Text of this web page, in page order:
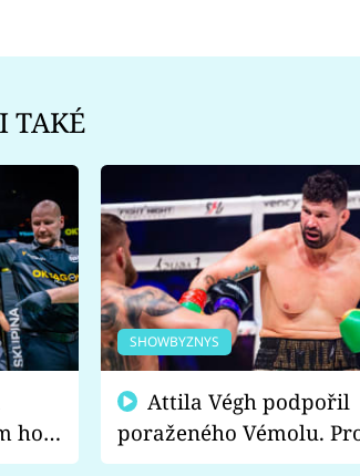
TAKÉ
ho
SHOWBYZNYS
poraženého Vémolu.
chce raději zápasit s